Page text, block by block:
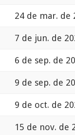
24 de mar. de
7 de jun. de
6 de sep. de
9 de sep. de
9 de oct. de
15 de nov. de